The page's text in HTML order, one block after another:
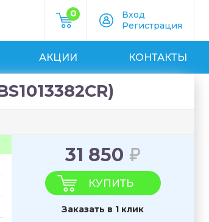
0
Вход
Регистрация
АКЦИИ КОНТАКТЫ
31 850
КУПИТЬ
Заказать в 1 клик